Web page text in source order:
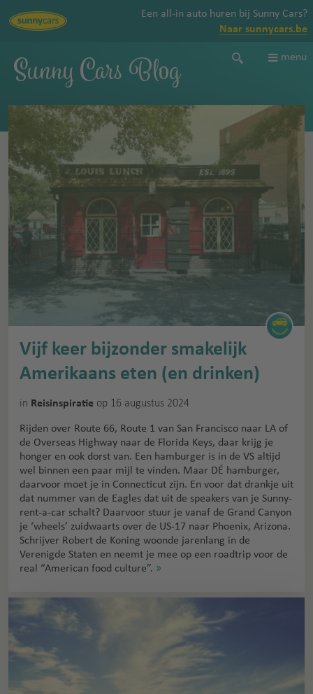
Een all-in auto huren bij Sunny Cars?
Naar sunnycars.be
Sunny Cars Blog menu
Vijf keer bijzonder smakelijk
Amerikaans eten (en drinken)
in Reisinspiratie op 16 augustus 2024
Rijden over Route 66, Route 1 van San Francisco naar LA of
de Overseas Highway naar de Florida Keys, daar krijg je
honger en ook dorst van. Een hamburger is in de VS altijd
wel binnen een paar mijl te vinden. Maar DÉ hamburger,
daarvoor moet je in Connecticut zijn. En voor dat drankje uit
dat nummer van de Eagles dat uit de speakers van je Sunny-
rent-a-car schalt? Daarvoor stuur je vanaf de Grand Canyon
je ‘wheels’ zuidwaarts over de US-17 naar Phoenix, Arizona.
Schrijver Robert de Koning woonde jarenlang in de
Verenigde Staten en neemt je mee op een roadtrip voor de
real “American food culture”. »